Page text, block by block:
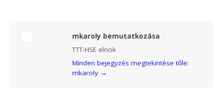
mkaroly bemutatkozása
TTT-HSE elnök
Minden bejegyzés megtekintése tőle:
mkaroly →